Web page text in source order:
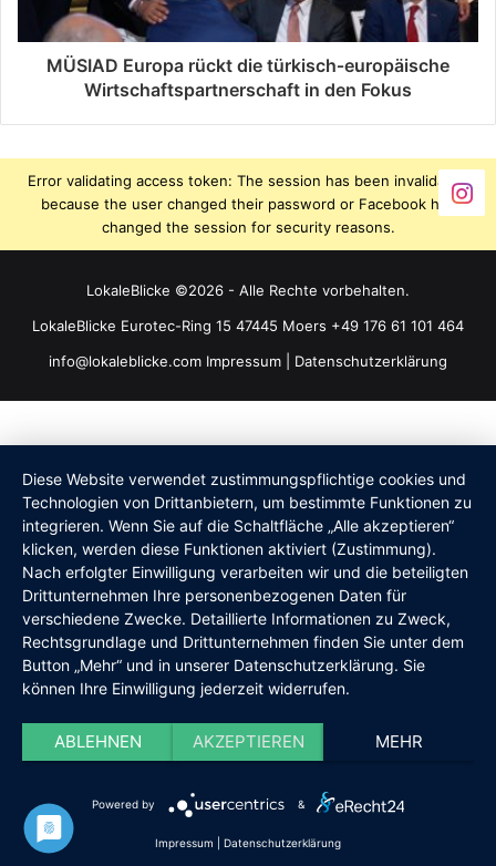
MÜSIAD Europa rückt die türkisch‑europäische
Wirtschaftspartnerschaft in den Fokus
Error validating access token: The session has been invalidated
because the user changed their password or Facebook has
changed the session for security reasons.
LokaleBlicke ©2026 - Alle Rechte vorbehalten.
LokaleBlicke Eurotec-Ring 15 47445 Moers +49 176 61 101 464
info@lokaleblicke.com Impressum Datenschutzerklärung
Diese Website verwendet zustimmungspflichtige cookies und
Technologien von Drittanbietern, um bestimmte Funktionen zu
integrieren. Wenn Sie auf die Schaltfläche „Alle akzeptieren“
klicken, werden diese Funktionen aktiviert (Zustimmung).
Nach erfolgter Einwilligung verarbeiten wir und die beteiligten
Drittunternehmen Ihre personenbezogenen Daten für
verschiedene Zwecke. Detaillierte Informationen zu Zweck,
Rechtsgrundlage und Drittunternehmen finden Sie unter dem
Button „Mehr“ und in unserer Datenschutzerklärung. Sie
können Ihre Einwilligung jederzeit widerrufen.
ABLEHNEN AKZEPTIEREN MEHR
Powered by &
Impressum Datenschutzerklärung